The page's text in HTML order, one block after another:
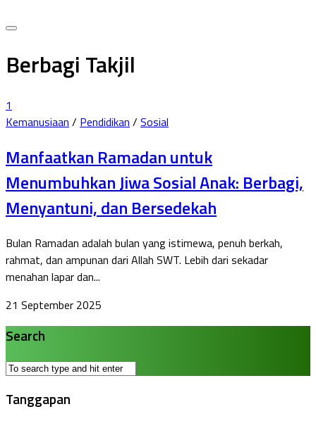
Berbagi Takjil
1
Kemanusiaan / Pendidikan / Sosial
Manfaatkan Ramadan untuk
Menumbuhkan Jiwa Sosial Anak: Berbagi,
Menyantuni, dan Bersedekah
Bulan Ramadan adalah bulan yang istimewa, penuh berkah,
rahmat, dan ampunan dari Allah SWT. Lebih dari sekadar
menahan lapar dan...
21 September 2025
Search
Tanggapan